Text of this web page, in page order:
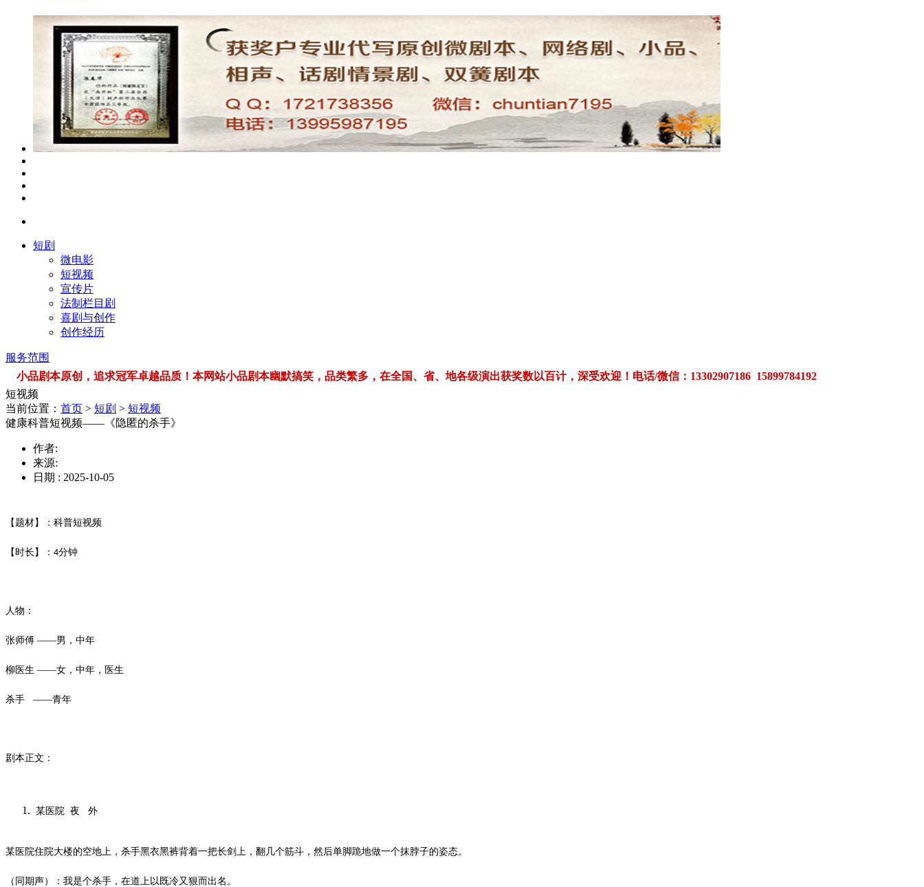
短剧
微电影
短视频
宣传片
法制栏目剧
喜剧与创作
创作经历
服务范围
小品剧本原创，追求冠军卓越品质！本网站小品剧本幽默搞笑，品类繁多，在全国、省、地各级演出获奖数以百计，深受欢迎！电话/微信：13302907186 15899784192
短视频
当前位置： 首页 > 短剧 > 短视频
健康科普短视频——《隐匿的杀手》
作者:
来源:
日期 : 2025-10-05
【题材】：科普短视频
【时长】： 4分钟
人物：
张师傅 ——男，中年
柳医生 ——女，中年，医生
杀手 ——青年
剧本正文：
某医院 夜 外
某医院住院大楼的空地上，杀手黑衣黑裤背着一把长剑上，翻几个筋斗，然后单脚跪地做一个抹脖子的姿态。
（同期声）：我是个杀手，在道上以既冷又狠而出名。